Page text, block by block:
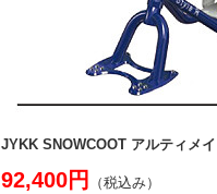
JYKK SNOWCOOT アルティ
92,400円
（税込み）